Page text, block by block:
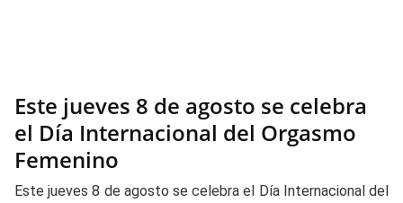
Este jueves 8 de agosto se celebra
el Día Internacional del Orgasmo
Femenino
Este jueves 8 de agosto se celebra el Día Internacional del